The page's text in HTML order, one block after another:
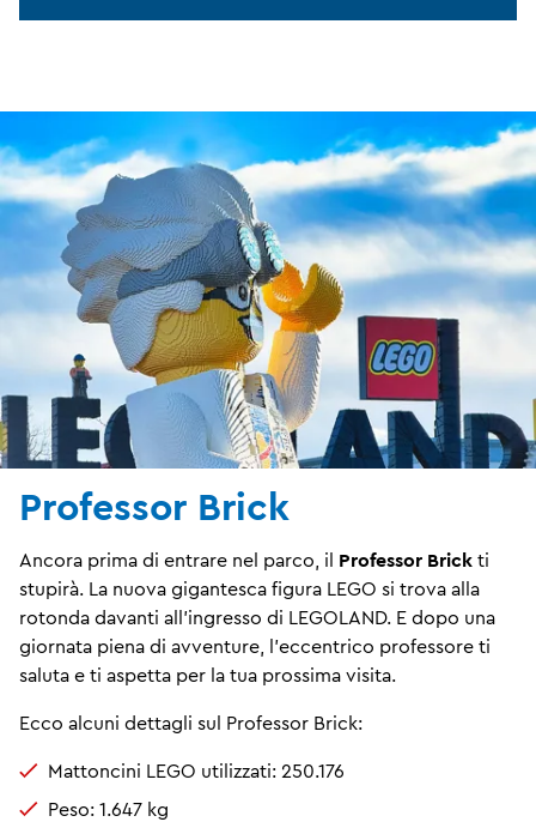
Professor Brick
Ancora prima di entrare nel parco, il Professor Brick ti
stupirà. La nuova gigantesca figura LEGO si trova alla
rotonda davanti all'ingresso di LEGOLAND. E dopo una
giornata piena di avventure, l'eccentrico professore ti
saluta e ti aspetta per la tua prossima visita.
Ecco alcuni dettagli sul Professor Brick:
Mattoncini LEGO utilizzati: 250.176
Peso: 1.647 kg